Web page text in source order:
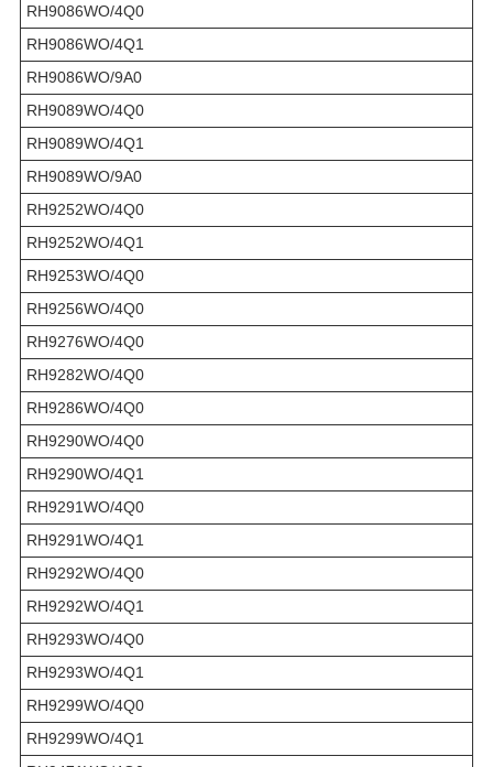
RH9086WO/4Q0
RH9086WO/4Q1
RH9086WO/9A0
RH9089WO/4Q0
RH9089WO/4Q1
RH9089WO/9A0
RH9252WO/4Q0
RH9252WO/4Q1
RH9253WO/4Q0
RH9256WO/4Q0
RH9276WO/4Q0
RH9282WO/4Q0
RH9286WO/4Q0
RH9290WO/4Q0
RH9290WO/4Q1
RH9291WO/4Q0
RH9291WO/4Q1
RH9292WO/4Q0
RH9292WO/4Q1
RH9293WO/4Q0
RH9293WO/4Q1
RH9299WO/4Q0
RH9299WO/4Q1